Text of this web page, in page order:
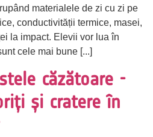
materialele de zi cu zi pe
conductivității termice, masei,
la impact. Elevii vor lua în
cele mai bune [...]
căzătoare -
și cratere în